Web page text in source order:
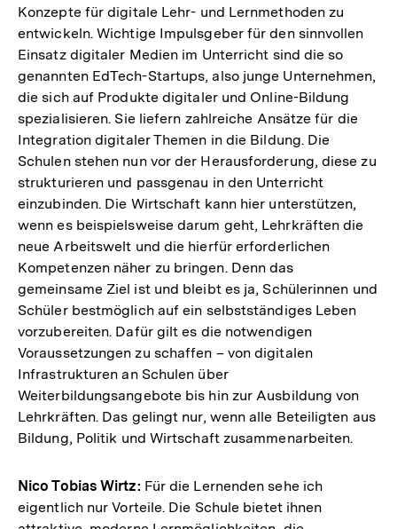
Konzepte für digitale Lehr- und Lernmethoden zu
entwickeln. Wichtige Impulsgeber für den sinnvollen
Einsatz digitaler Medien im Unterricht sind die so
genannten EdTech-Startups, also junge Unternehmen,
die sich auf Produkte digitaler und Online-Bildung
spezialisieren. Sie liefern zahlreiche Ansätze für die
Integration digitaler Themen in die Bildung. Die
Schulen stehen nun vor der Herausforderung, diese zu
strukturieren und passgenau in den Unterricht
einzubinden. Die Wirtschaft kann hier unterstützen,
wenn es beispielsweise darum geht, Lehrkräften die
neue Arbeitswelt und die hierfür erforderlichen
Kompetenzen näher zu bringen. Denn das
gemeinsame Ziel ist und bleibt es ja, Schülerinnen und
Schüler bestmöglich auf ein selbstständiges Leben
vorzubereiten. Dafür gilt es die notwendigen
Voraussetzungen zu schaffen – von digitalen
Infrastrukturen an Schulen über
Weiterbildungsangebote bis hin zur Ausbildung von
Lehrkräften. Das gelingt nur, wenn alle Beteiligten aus
Bildung, Politik und Wirtschaft zusammenarbeiten.
Nico Tobias Wirtz: Für die Lernenden sehe ich
eigentlich nur Vorteile. Die Schule bietet ihnen